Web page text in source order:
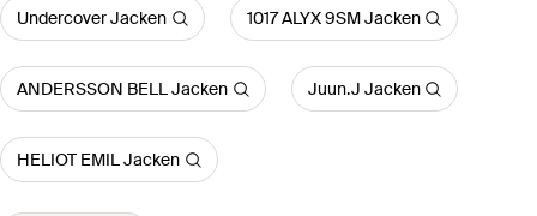
Undercover Jacken 1017 ALYX 9SM Jacken
ANDERSSON BELL Jacken Juun.J Jacken
HELIOT EMIL Jacken